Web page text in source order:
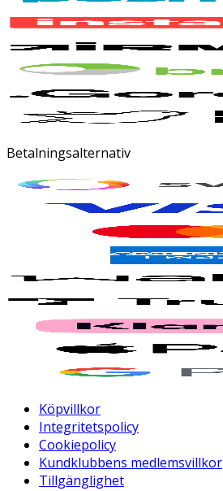
Betalningsalternativ
Köpvillkor
Integritetspolicy
Cookiepolicy
Kundklubbens medlemsvillkor
Tillgänglighet